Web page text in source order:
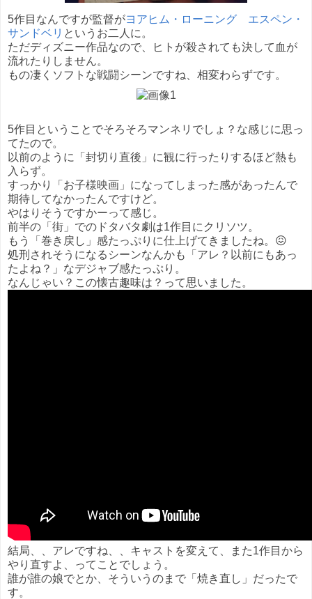
5作目なんですが監督がヨアヒム・ローニング
エスペン・
サンドベリ というお二人に。
ただディズニー作品なので、ヒトが殺されても決して血が
流れたりしません。
もの凄くソフトな戦闘シーンですね、相変わらずです。
5作目ということでそろそろマンネリでしょ？な感じに思っ
てたので。
以前のように「封切り直後」に観に行ったりするほど熱も
入らず。
すっかり「お子様映画」になってしまった感があったんで
期待してなかったんですけど。
やはりそうですかーって感じ。
前半の「街」でのドタバタ劇は1作目にクリソツ。
もう「巻き戻し」感たっぷりに仕上げてきましたね。😖
処刑されそうになるシーンなんかも「アレ？以前にもあっ
たよね？」なデジャブ感たっぷり。
なんじゃい？この懐古趣味は？って思いました。
結局、、アレですね、、キャストを変えて、また1作目から
やり直すよ、ってことでしょう。
誰が誰の娘でとか、そういうのまで「焼き直し」だったで
す。